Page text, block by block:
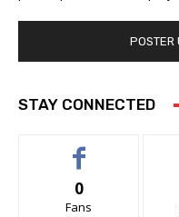
STAY CONNECTED
0
Fans